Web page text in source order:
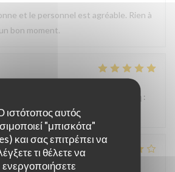
ιστότοπος αυτός
"μπισκότα"
και σας επιτρέπει να
τι θέλετε να
ενεργοποιήσετε
et le personnel est agréable. Rien à
bon moment.
Ποιότητα / Τιμή :
4